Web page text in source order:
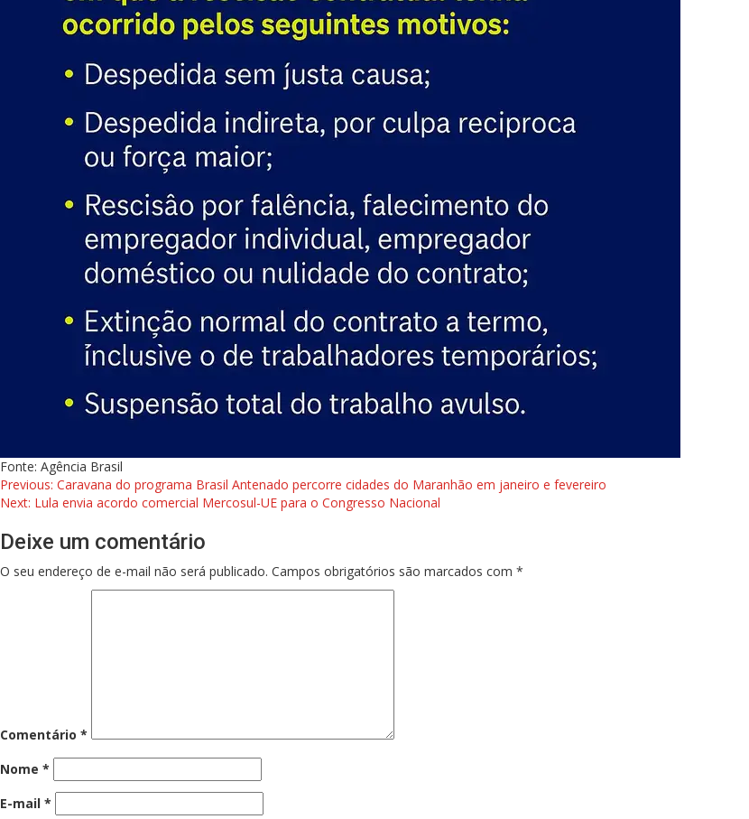
Fonte: Agência Brasil
Previous: Caravana do programa Brasil Antenado percorre cidades do Maranhão em janeiro e fevereiro
Next: Lula envia acordo comercial Mercosul-UE para o Congresso Nacional
Deixe um comentário
O seu endereço de e-mail não será publicado. Campos obrigatórios são marcados com *
Comentário *
Nome *
E-mail *